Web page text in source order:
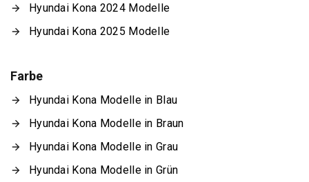
Hyundai Kona 2024 Modelle
Hyundai Kona 2025 Modelle
Farbe
Hyundai Kona Modelle in Blau
Hyundai Kona Modelle in Braun
Hyundai Kona Modelle in Grau
Hyundai Kona Modelle in Grün